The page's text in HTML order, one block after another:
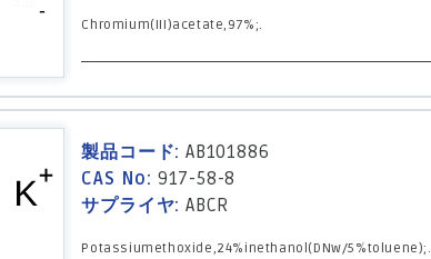
Chromium(III)acetate,97%;.
製品コード: AB101886
CAS No: 917-58-8
サプライヤ: ABCR
Potassiumethoxide,24%inethanol(DNw/5%toluene);.